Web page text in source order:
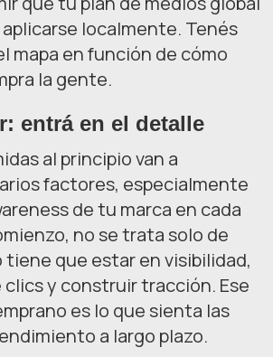
localmente. Tenés
mapa en función de cómo
la gente.
entrá en el detalle
al principio van a
factores, especialmente
de tu marca en cada
no se trata solo de
tiene que estar en visibilidad,
y construir tracción. Ese
es lo que sienta las
a largo plazo.